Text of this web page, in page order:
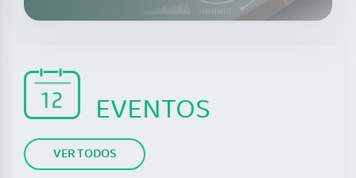
EVENTOS
VER TODOS